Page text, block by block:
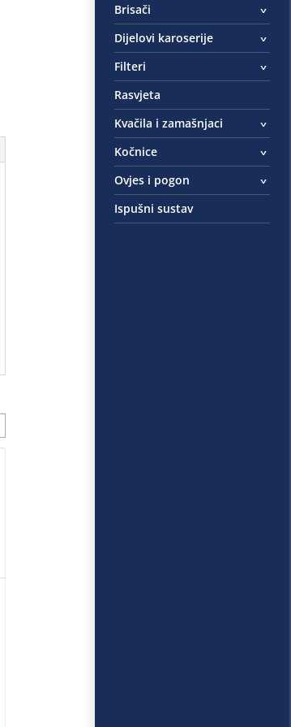
Brisači
Dijelovi karoserije
Filteri
Rasvjeta
Kvačila i zamašnjaci
Kočnice
Ovjes i pogon
Ispušni sustav